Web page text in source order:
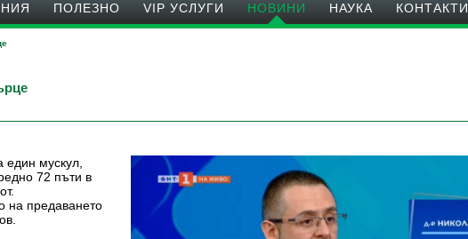
ПОЛЕЗНO VIP УСЛУГИ НОВИНИ НАУКА КОНТАКТИ
мускул,
72 пъти в
на предаването